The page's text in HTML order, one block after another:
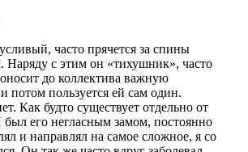
часто прячется за спины
Наряду с этим он «тихушник», часто
до коллектива важную
пользуется ей сам один.
Как будто существует отдельно от
был его негласным замом, постоянно
и направлял на самое сложное, я со